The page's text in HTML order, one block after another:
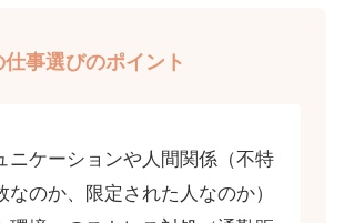
事選びのポイント
ニケーションや人間関係（不特
なのか、限定された人なのか）